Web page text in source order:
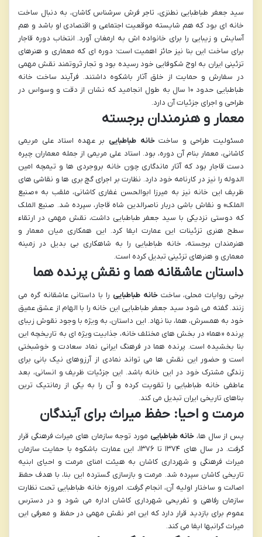
سید جعفر طباطبایی نطنزی، تاجر فرش سرشناس کاشان، به دنبال ساخت
خانه ای بود که هم شایسته موقعیت اجتماعی و اقتصادی او باشد و هم
آسایش و زیبایی را برای خانواده اش به ارمغان آورد. انتخاب دوره قاجار
برای ساخت این بنا نیز حائز اهمیت است؛ دوره ای که معماری و هنرهای
تزئینی ایران به اوج شکوفایی خود رسیده بود و تجار ثروتمند نقش مهمی
در سفارش و حمایت از خلق آثار باشکوه داشتند. فرآیند ساخت خانه
طباطبایی حدود ۱۰ سال به طول انجامید که نشان از دقت و وسواس در
طراحی و اجرای جزئیات آن دارد.
معمار و هنرمندان برجسته
مسئولیت طراحی و ساختخانه طباطبایی بر عهده استاد علی مریمی
کاشانی، معمار بنام آن دوره، بود. استاد علی مریمی از جمله معماران چیره
دست قاجار بود که آثار ماندگاری چون خانه بروجردی ها و تیمچه امین
الدوله را نیز در کارنامه خود دارد. نظارت بر اجرای گچ بری ها و نقاشی های
ظریف این خانه نیز به میرزا ابوالحسن غفاری کاشانی، ملقب به «صنیع
الملک» و نقاش باشی دربار ناصرالدین شاه قاجار، سپرده شد. صنیع الملک
که دوستی نزدیکی با سید جعفر طباطبایی داشت، نقش مهمی در ارتقاء
سطح هنری تزئینات این عمارت ایفا کرد. این همکاری میان معمار و
هنرمندان برجسته، خانه طباطبایی را به شاهکاری بی بدیل در زمینه
معماری و هنرهای تزئینی تبدیل کرده است.
داستان عاشقانه هما و نقش پرنده هما
برخی روایات محلی، ساختخانه طباطبایی را با داستانی عاشقانه گره می
زنند. گفته می شود سید جعفر طباطبایی این خانه را با الهام از عشق عمیق
خود به همسرش، هما، بنا نهاد. این داستان، به ویژه با وجود نقوش زیبای
پرنده «هما» در بخش های مختلف خانه، جذابیت ویژه ای به تاریخچه این
بنا بخشیده است. پرنده هما در فرهنگ ایرانی نماد سعادت و خوشبختی
است و حضور این نقش ها می تواند نمادی از آرزوهای نیک بانی برای
زندگی مشترک خود در این خانه باشد. این جزئیات ظریف و انسانی، بعد
عاطفی خانه طباطبایی را تقویت کرده و آن را به یکی از رمانتیک ترین
بناهای تاریخی ایران تبدیل می کند.
مرمت و احیا: حفظ میراث برای آیندگان
پس از سال ها، خانه طباطبایی مورد توجه سازمان های میراث فرهنگی قرار
گرفت. در سال های ۱۳۷۴ تا ۱۳۷۶، این عمارت باشکوه با حمایت سازمان
میراث فرهنگی و شهرداری کاشان به هیئت امنای مرمت و احیای ابنیه
تاریخی کاشان سپرده شد. مرمت و بازسازی گسترده این بنا، با هدف حفظ
اصالت و ساختار اولیه آن، انجام گرفت. امروزه خانه طباطبایی تحت نظارت
سازمان رفاهی و تفریحی شهرداری کاشان اداره می شود و در دسترس
عموم برای بازدید قرار دارد که این امر نقش مهمی در حفظ و معرفی این
میراث گرانبها ایفا می کند.